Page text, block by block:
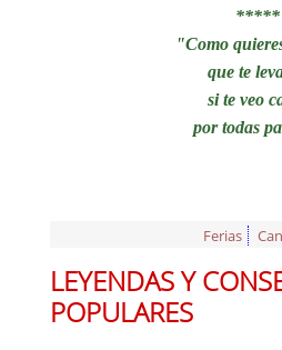
*****
"Como
que te
si te veo
por todas
Ferias
LEYENDAS Y
POPULARES